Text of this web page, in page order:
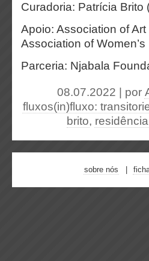
Curadoria: Patrícia Brito
Apoio: Association of
Association of
Parceria: Njabala
08.07.2022 | por
fluxos(in)fluxo:
brito,
sobre nós